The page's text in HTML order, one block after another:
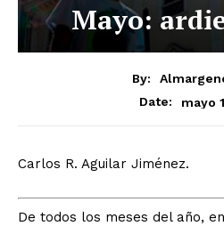
Mayo:
By:
Date:
mayo
Carlos R. Aguilar Jiménez.
De todos los meses del año,